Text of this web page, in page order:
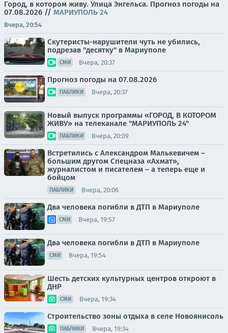
Город, в котором живу. Улица Энгельса. Прогноз погоды на
07.08.2026 // МАРИУПОЛЬ 24
Вчера, 20:54
Скутеристы-нарушители чуть не убились,
подрезав "десятку" в Мариуполе
СМИ Вчера, 20:37
Прогноз погоды на 07.08.2026
ПАБЛИКИ Вчера, 20:37
Новый выпуск программы «ГОРОД, В КОТОРОМ
ЖИВУ» на телеканале "МАРИУПОЛЬ 24"
ПАБЛИКИ Вчера, 20:09
Встретились с Александром Малькевичем –
большим другом Спецназа «Ахмат»,
журналистом и писателем – а теперь еще и
бойцом
ПАБЛИКИ Вчера, 20:06
Два человека погибли в ДТП в Мариуполе
СМИ Вчера, 19:57
Два человека погибли в ДТП в Мариуполе
СМИ Вчера, 19:54
Шесть детских культурных центров откроют в
ДНР
СМИ Вчера, 19:34
Строительство зоны отдыха в селе Новоянисоль
ПАБЛИКИ Вчера, 19:34